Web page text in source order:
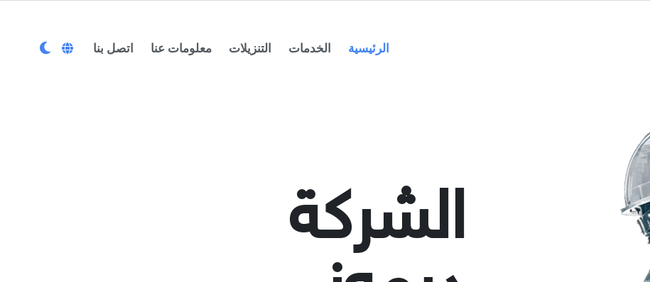
الرئيسية الخدمات التنزیلات معلومات عنا اتصل بنا
الشركة